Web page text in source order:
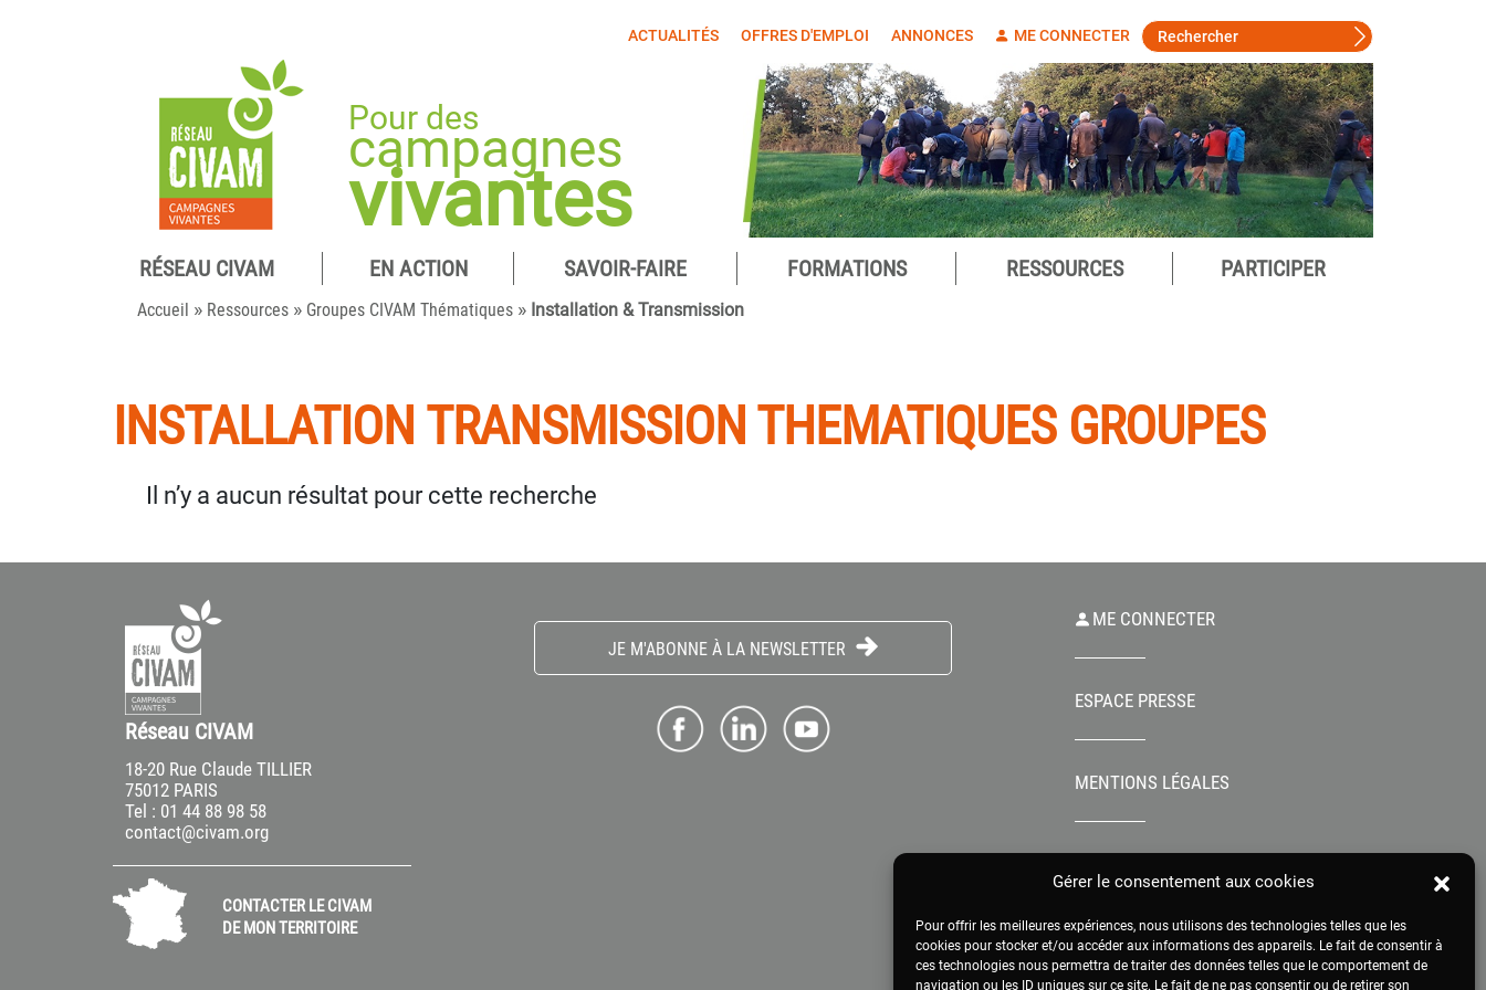
Gérer le consentement aux cookies
Pour offrir les meilleures expériences, nous utilisons des technologies telles que les
cookies pour stocker et/ou accéder aux informations des appareils. Le fait de consentir à
ces technologies nous permettra de traiter des données telles que le comportement de
navigation ou les ID uniques sur ce site. Le fait de ne pas consentir ou de retirer son
ACTUALITÉS OFFRES D'EMPLOI ANNONCES ME CONNECTER
Pour des
campagnes
vivantes
RÉSEAU CIVAM EN ACTION SAVOIR-FAIRE FORMATIONS RESSOURCES PARTICIPER
Accueil » Ressources » Groupes CIVAM Thématiques » Installation & Transmission
INSTALLATION TRANSMISSION THEMATIQUES GROUPES
Il n’y a aucun résultat pour cette recherche
Réseau CIVAM
18-20 Rue Claude TILLIER
75012 PARIS
Tel : 01 44 88 98 58
contact@civam.org
CONTACTER LE CIVAM
DE MON TERRITOIRE
JE M'ABONNE À LA NEWSLETTER
ME CONNECTER
ESPACE PRESSE
MENTIONS LÉGALES